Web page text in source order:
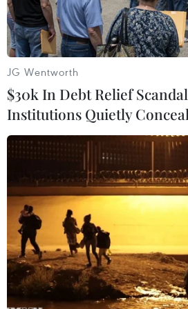
Bộ trưởng Ngoại giao Đức
Ngày 6/6, Bộ trưởng Ngoại
Gabriel nói rằng ông sẽ cố
JG Wentworth
$30k In Debt Relief
Institutions Quietly Conceal